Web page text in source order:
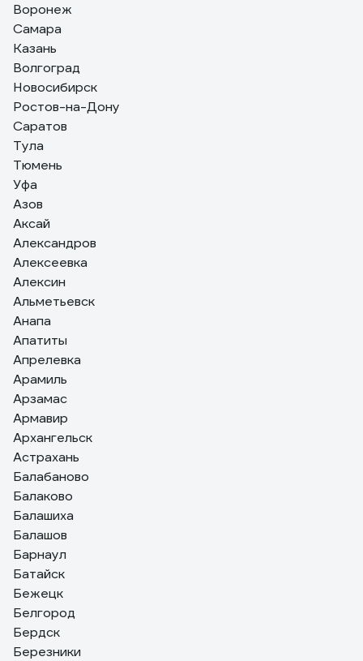
Офицеров Е.
Хорошо подходит для замены старого Белорусского
замка. Смотрится солидней, работает мягче.
Воронеж
Самара
Казань
Волгоград
Новосибирск
Ростов-на-Дону
Саратов
Тула
Тюмень
Уфа
Азов
Аксай
Александров
Алексеевка
Алексин
Альметьевск
Анапа
Апатиты
Апрелевка
Арамиль
Арзамас
Армавир
Архангельск
Астрахань
Балабаново
Балаково
Балашиха
Балашов
Барнаул
Батайск
Бежецк
Белгород
Бердск
Березники